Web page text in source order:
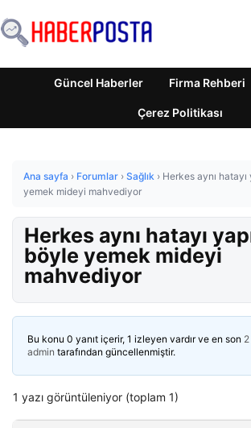
Güncel Haberler Firma Rehberi
Çerez Politikası
Ana sayfa › Forumlar › Sağlık › Herkes aynı
yemek mideyi mahvediyor
Herkes aynı hatayı
böyle yemek mideyi
mahvediyor
Bu konu 0 yanıt içerir, 1 izleyen vardır ve en son
admin tarafından güncellenmiştir.
1 yazı görüntüleniyor (toplam 1)